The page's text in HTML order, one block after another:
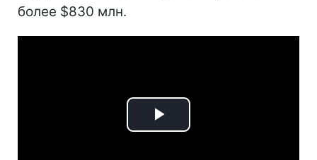
более $830 млн.
Play